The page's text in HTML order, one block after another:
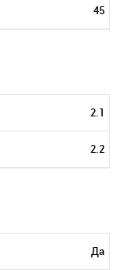
45
2.1
2.2
Да